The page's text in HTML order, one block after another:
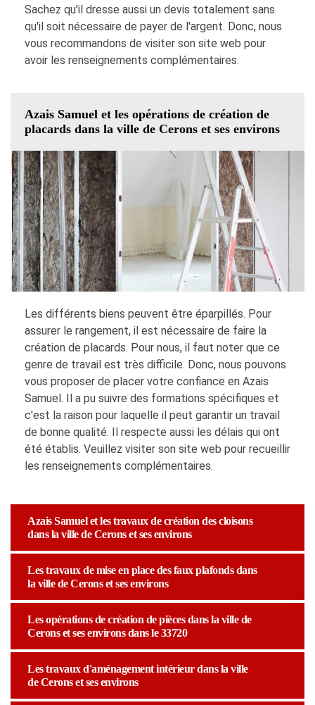
Sachez qu'il dresse aussi un devis totalement sans
qu'il soit nécessaire de payer de l'argent. Donc, nous
vous recommandons de visiter son site web pour
avoir les renseignements complémentaires.
Azais Samuel et les opérations de création de
placards dans la ville de Cerons et ses environs
Les différents biens peuvent être éparpillés. Pour
assurer le rangement, il est nécessaire de faire la
création de placards. Pour nous, il faut noter que ce
genre de travail est très difficile. Donc, nous pouvons
vous proposer de placer votre confiance en Azais
Samuel. Il a pu suivre des formations spécifiques et
c'est la raison pour laquelle il peut garantir un travail
de bonne qualité. Il respecte aussi les délais qui ont
été établis. Veuillez visiter son site web pour recueillir
les renseignements complémentaires.
Azais Samuel et les travaux de création des cloisons
dans la ville de Cerons et ses environs
Les travaux de mise en place des faux plafonds dans
la ville de Cerons et ses environs
Les opérations de création de pièces dans la ville de
Cerons et ses environs dans le 33720
Les travaux d'aménagement intérieur dans la ville
de Cerons et ses environs